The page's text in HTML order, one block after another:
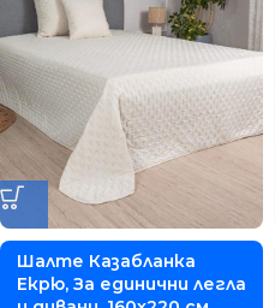
Шалте Казабланка
Екрю, За единични легла